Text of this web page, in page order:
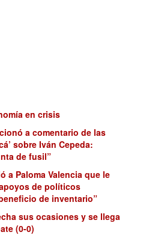
en crisis
a comentario de las
sobre Iván Cepeda:
de fusil”
a Paloma Valencia que le
de políticos
de inventario”
sus ocasiones y se llega
(0-0)